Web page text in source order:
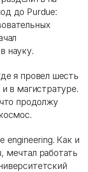
до Purdue:
науку.
я провел шесть
в магистратуре.
продолжу
engineering. Как и
мечтал работать